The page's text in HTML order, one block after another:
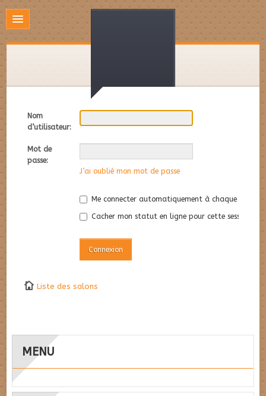
Nom
d’utilisateur:
Mot de
passe:
J’ai oublié mon mot de passe
Me connecter automatiquement à chaque visite
Cacher mon statut en ligne pour cette session
Liste des salons
MENU